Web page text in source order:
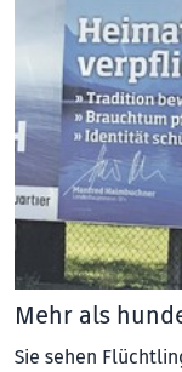
Mehr als
Sie sehen